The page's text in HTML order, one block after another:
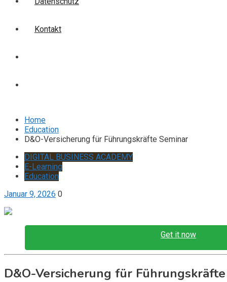
Kontakt
Home
Education
D&O-Versicherung für Führungskräfte Seminar
DIGITAL BUSINESS ACADEMY
E-Learning
Education
Januar 9, 2026 0
Get it now
D&O-Versicherung für